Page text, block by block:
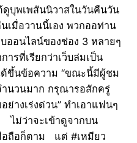
ดูบุพเพสันนิวาสในวันคืนวัน
มื่อวานนี้เอง พวกออท่าน
ออนไลน์ของช่อง 3 หลายๆ
ารที่เรียกว่าเว็บล่มเป็น
ขึ้นข้อความ “ขณะนี้มีผู้ชม
ำนวนมาก กรุณารอสักครู่
ย่างเร่งด่วน” ทำเอาแฟนๆ
ม่ว่าจะเข้าดูจากบน
ถือก็ตาม แต่ #เหมียว